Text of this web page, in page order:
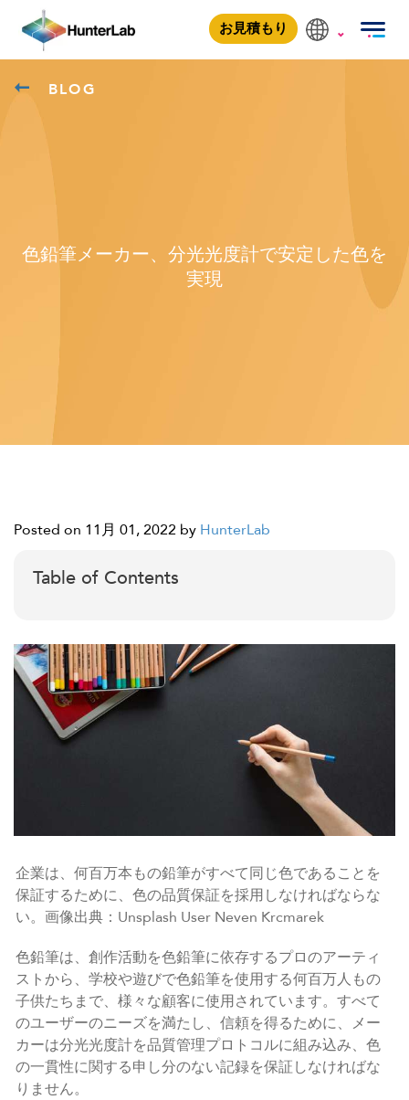
お見積もり
BLOG
色鉛筆メーカー、分光光度計で安定した色を
実現
Posted on 11月 01, 2022 by HunterLab
Table of Contents
企業は、何百万本もの鉛筆がすべて同じ色であることを
保証するために、色の品質保証を採用しなければならな
い。画像出典：Unsplash User Neven Krcmarek
色鉛筆は、創作活動を色鉛筆に依存するプロのアーティ
ストから、学校や遊びで色鉛筆を使用する何百万人もの
子供たちまで、様々な顧客に使用されています。すべて
のユーザーのニーズを満たし、信頼を得るために、メー
カーは分光光度計を品質管理プロトコルに組み込み、色
の一貫性に関する申し分のない記録を保証しなければな
りません。